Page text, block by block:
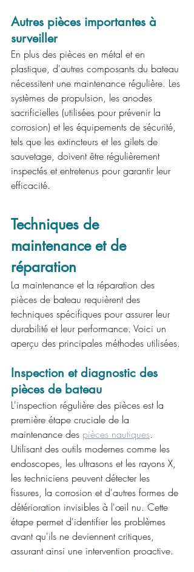
Autres pièces importantes à
surveiller
En plus des pièces en métal et en
plastique, d'autres composants du bateau
nécessitent une maintenance régulière. Les
systèmes de propulsion, les anodes
sacrificielles (utilisées pour prévenir la
corrosion) et les équipements de sécurité,
tels que les extincteurs et les gilets de
sauvetage, doivent être régulièrement
inspectés et entretenus pour garantir leur
efficacité.
Techniques de
maintenance et de
réparation
La maintenance et la réparation des
pièces de bateau requièrent des
techniques spécifiques pour assurer leur
durabilité et leur performance. Voici un
aperçu des principales méthodes utilisées.
Inspection et diagnostic des
pièces de bateau
L'inspection régulière des pièces est la
première étape cruciale de la
maintenance des pièces nautiques.
Utilisant des outils modernes comme les
endoscopes, les ultrasons et les rayons X,
les techniciens peuvent détecter les
fissures, la corrosion et d'autres formes de
détérioration invisibles à l'œil nu. Cette
étape permet d'identifier les problèmes
avant qu'ils ne deviennent critiques,
assurant ainsi une intervention proactive.